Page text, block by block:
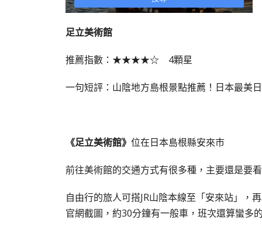
足立美術館
推薦指數：★★★★☆ 4顆星
一句短評：山陰地方島根景點推薦！日本最美
《足立美術館》 位在日本島根縣安來市
前往美術館的交通方式有很多種，主要還是要
自由行的旅人可搭JR山陰本線至「安來站」，
官網截圖，約30分鐘有一般車，班次還算蠻多